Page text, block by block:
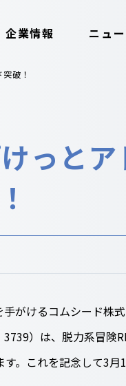
企業情報 ニュ
破！
っと
がけるコムシード株
）は、脱力系冒
。これを記念して3